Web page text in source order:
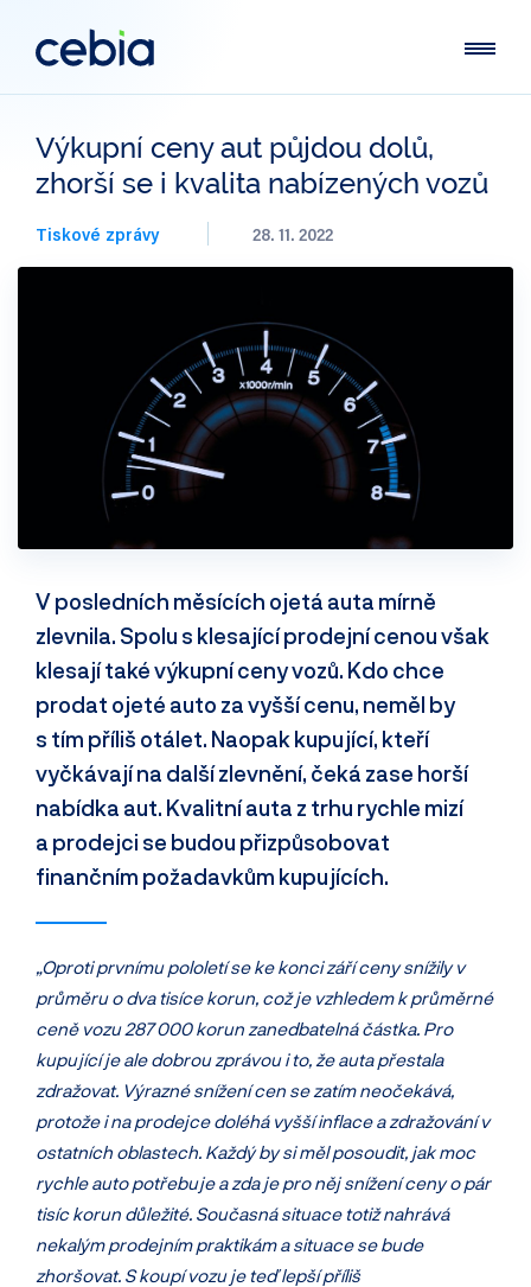
Výkupní ceny aut půjdou dolů,
zhorší se i kvalita nabízených vozů
Tiskové zprávy 28. 11. 2022
V posledních měsících ojetá auta mírně
zlevnila. Spolu s klesající prodejní cenou však
klesají také výkupní ceny vozů. Kdo chce
prodat ojeté auto za vyšší cenu, neměl by
s tím příliš otálet. Naopak kupující, kteří
vyčkávají na další zlevnění, čeká zase horší
nabídka aut. Kvalitní auta z trhu rychle mizí
a prodejci se budou přizpůsobovat
finančním požadavkům kupujících.
„Oproti prvnímu pololetí se ke konci září ceny snížily v
průměru o dva tisíce korun, což je vzhledem k průměrné
ceně vozu 287 000 korun zanedbatelná částka. Pro
kupující je ale dobrou zprávou i to, že auta přestala
zdražovat. Výrazné snížení cen se zatím neočekává,
protože i na prodejce doléhá vyšší inflace a zdražování v
ostatních oblastech. Každý by si měl posoudit, jak moc
rychle auto potřebuje a zda je pro něj snížení ceny o pár
tisíc korun důležité. Současná situace totiž nahrává
nekalým prodejním praktikám a situace se bude
zhoršovat. S koupí vozu je teď lepší příliš